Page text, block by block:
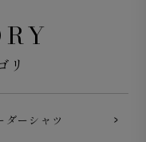
リ
ダーシャツ